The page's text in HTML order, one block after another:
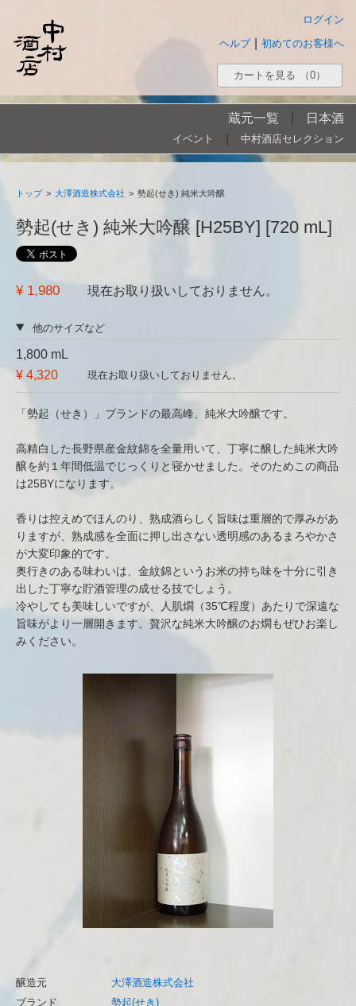
ログイン
初めてのお客様へ
ヘルプ
カートを見る （0）
蔵元一覧 日本酒
イベント 中村酒店セレクション
トップ > 大澤酒造株式会社 > 勢起(せき) 純米大吟醸
勢起(せき) 純米大吟醸 [H25BY] [720 mL]
¥ 1,980 現在お取り扱いしておりません。
他のサイズなど
1,800 mL
¥ 4,320
現在お取り扱いしておりません。
「勢起（せき）」ブランドの最高峰、純米大吟醸です。
高精白した長野県産金紋錦を全量用いて、丁寧に醸した純米大吟
醸を約１年間低温でじっくりと寝かせました。そのためこの商品
は25BYになります。
香りは控えめでほんのり、熟成酒らしく旨味は重層的で厚みがあ
りますが、熟成感を全面に押し出さない透明感のあるまろやかさ
が大変印象的です。
奥行きのある味わいは、金紋錦というお米の持ち味を十分に引き
出した丁寧な貯酒管理の成せる技でしょう。
冷やしても美味しいですが、人肌燗（35℃程度）あたりで深遠な
旨味がより一層開きます。贅沢な純米大吟醸のお燗もぜひお楽し
みください。
醸造元
大澤酒造株式会社
ブランド
勢起(せき)